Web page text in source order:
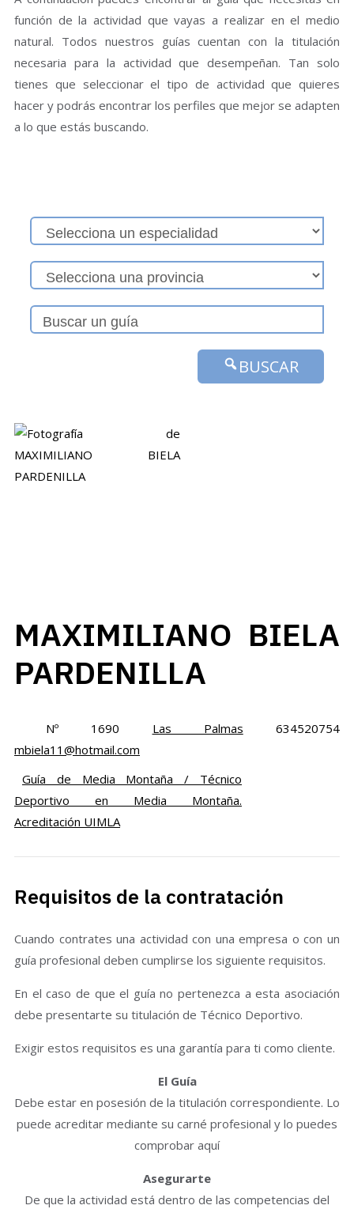
función de la actividad que vayas a realizar en el medio
natural. Todos nuestros guías cuentan con la titulación
necesaria para la actividad que desempeñan. Tan solo
tienes que seleccionar el tipo de actividad que quieres
hacer y podrás encontrar los perfiles que mejor se adapten
a lo que estás buscando.
BUSCAR
MAXIMILIANO BIELA
PARDENILLA
Nº 1690 Las Palmas
634520754
mbiela11@hotmail.com
Guía de Media Montaña / Técnico
Deportivo en Media Montaña.
Acreditación UIMLA
Requisitos de la contratación
Cuando contrates una actividad con una empresa o con un
guía profesional deben cumplirse los siguiente requisitos.
En el caso de que el guía no pertenezca a esta asociación
debe presentarte su titulación de Técnico Deportivo.
Exigir estos requisitos es una garantía para ti como cliente.
El Guía
Debe estar en posesión de la titulación correspondiente. Lo
puede acreditar mediante su carné profesional y lo puedes
comprobar aquí
Asegurarte
De que la actividad está dentro de las competencias del